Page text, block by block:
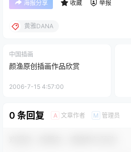
海报分享 收藏 举报
黄雅DANA
中国插画
颜渔原创插画作品欣赏
2006-7-15 4:57:00
0 条回复 A 文章作者 M 管理员